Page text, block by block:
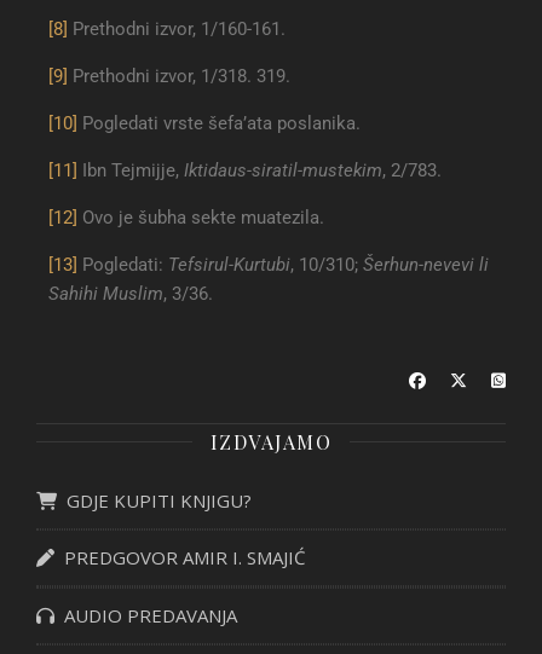
[8] Prethodni izvor, 1/160-161.
[9] Prethodni izvor, 1/318. 319.
[10] Pogledati vrste šefa’ata poslanika.
[11] Ibn Tejmijje, Iktidaus-siratil-mustekim, 2/783.
[12] Ovo je šubha sekte muatezila.
[13] Pogledati: Tefsirul-Kurtubi, 10/310; Šerhun-nevevi li
Sahihi Muslim, 3/36.
IZDVAJAMO
GDJE KUPITI KNJIGU?
PREDGOVOR AMIR I. SMAJIĆ
AUDIO PREDAVANJA